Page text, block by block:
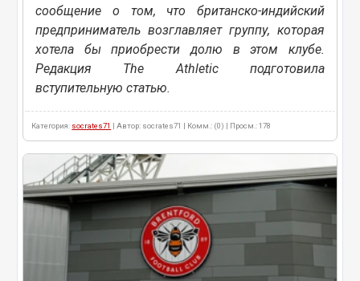
сообщение о том, что британско-индийский
предприниматель возглавляет группу, которая
хотела бы приобрести долю в этом клубе.
Редакция The Athletic подготовила
вступительную статью.
Категория: socrates71 | Автор: socrates71 | Комм.: (0) | Просм.: 178